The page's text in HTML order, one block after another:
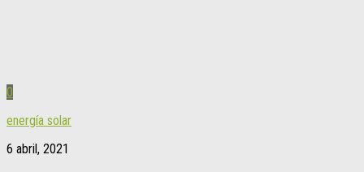
0
energía solar
6 abril, 2021